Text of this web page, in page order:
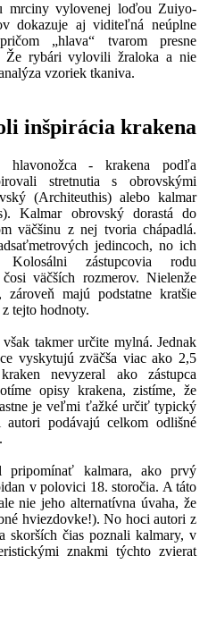
mrciny vylovenej loďou Zuiyo-
dokazuje aj viditeľná neúplne
„hlava“ tvarom presne
Že rybári vylovili žraloka a nie
vzoriek tkaniva.
inšpirácia krakena
hlavonožca - krakena podľa
stretnutia s obrovskými
(Architeuthis) alebo kalmar
Kalmar obrovský dorastá do
väčšinu z nej tvoria chápadlá.
jedincoch, no ich
zástupcovia rodu
väčších rozmerov. Nielenže
majú podstatne kratšie
tejto hodnoty.
takmer určite mylná. Jednak
vyskytujú zväčša viac ako 2,5
nevyzeral ako zástupca
opisy krakena, zistíme, že
je veľmi ťažké určiť typický
podávajú celkom odlišné
kalmara, ako prvý
v polovici 18. storočia. A táto
nie jeho alternatívna úvaha, že
hviezdovke!). No hoci autori z
skorších čias poznali kalmary, v
znakmi týchto zvierat